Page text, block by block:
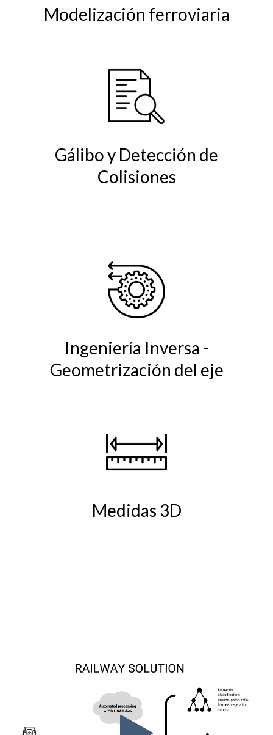
Modelización ferroviaria
Gálibo y Detección de
Colisiones
Ingeniería Inversa -
Geometrización del eje
Medidas 3D